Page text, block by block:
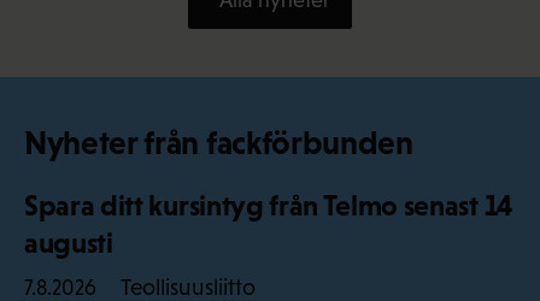
Nyheter från fackförbunden
Spara ditt kursintyg från Telmo senast 14
augusti
7.8.2026 Teollisuusliitto